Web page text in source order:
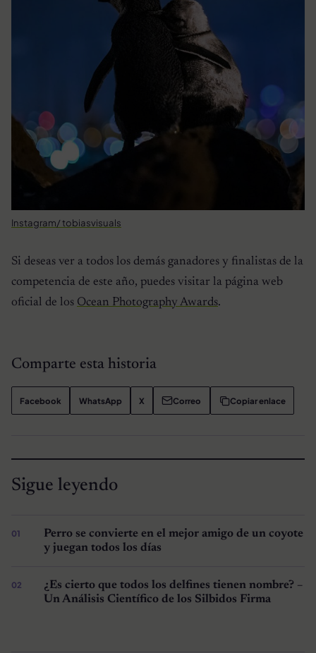
Instagram/ tobiasvisuals
Si deseas ver a todos los demás ganadores y finalistas de la
competencia de este año, puedes visitar la página web
oficial de los Ocean Photography Awards.
Comparte esta historia
Facebook WhatsApp X Correo Copiar enlace
Sigue leyendo
Perro se convierte en el mejor amigo de un coyote
y juegan todos los días
¿Es cierto que todos los delfines tienen nombre? –
Un Análisis Científico de los Silbidos Firma